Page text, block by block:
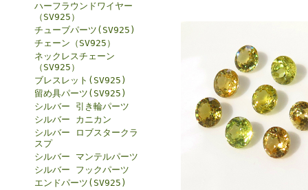
ハーフラウンドワイヤー
（SV925）
チューブパーツ(SV925)
チェーン（SV925）
ネックレスチェーン
（SV925）
ブレスレット(SV925)
留め具パーツ(SV925)
シルバー 引き輪パーツ
シルバー カニカン
シルバー ロブスタークラ
スプ
シルバー マンテルパーツ
シルバー フックパーツ
エンドパーツ(SV925)